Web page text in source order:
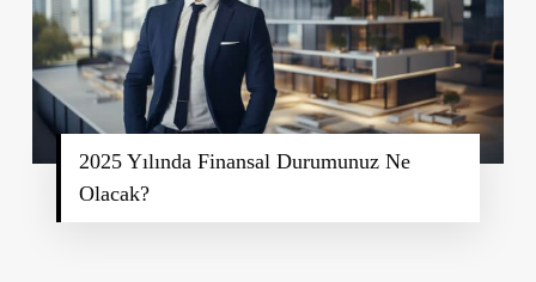
2025 Yılında Finansal Durumunuz Ne
Olacak?